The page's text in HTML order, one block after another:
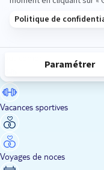
Vacances sportives
Voyages de noces